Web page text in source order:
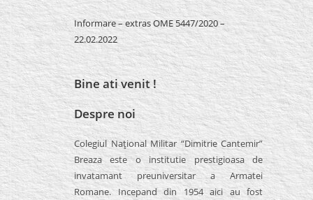
Informare – extras OME 5447/2020 –
22.02.2022
Bine ati venit !
Despre noi
Colegiul Naţional Militar “Dimitrie Cantemir”
Breaza este o institutie prestigioasa de
invatamant preuniversitar a Armatei
Romane. Incepand din 1954 aici au fost